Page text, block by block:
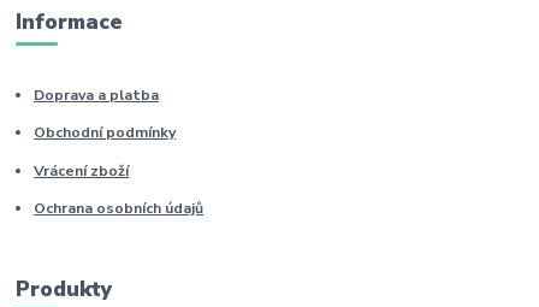
Informace
Doprava a platba
Obchodní podmínky
Vrácení zboží
Ochrana osobních údajů
Produkty